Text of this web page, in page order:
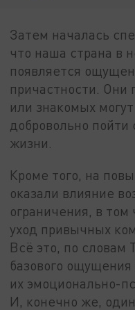
Затем началась
что наша страна в
появляется
причастности. Они
или знакомых
добровольно пойти
жизни.
Кроме того, на
оказали влияние
ограничения, в
уход привычных
Всё это, по словам
базового
их эмоционально-
И, конечно же,